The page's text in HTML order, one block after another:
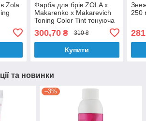
Zola
Фарба для брів ZOLA x
Makarenko x Makarevich
Toning Color Tint тонуюча
300,70₴ 310 ₴
Купити
250
та новинки
–3%